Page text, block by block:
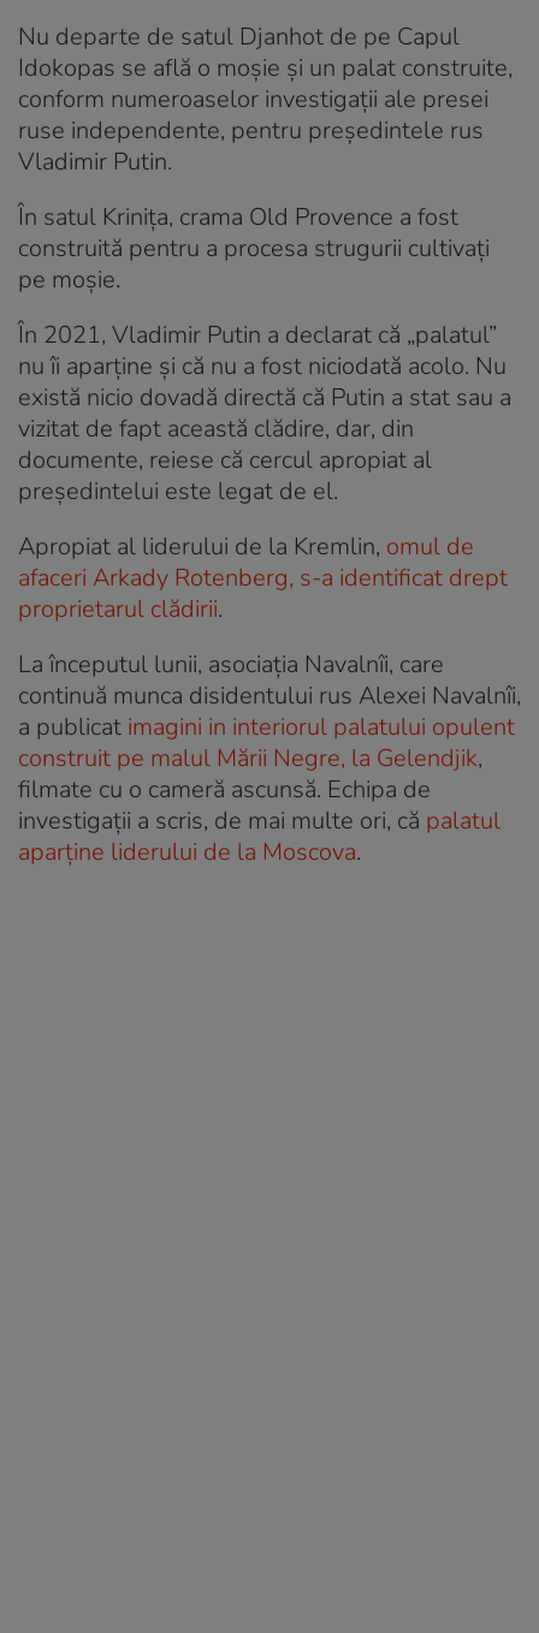
Nu departe de satul Djanhot de pe Capul
Idokopas se află o moșie și un palat construite,
conform numeroaselor investigații ale presei
ruse independente, pentru președintele rus
Vladimir Putin.
În satul Krinița, crama Old Provence a fost
construită pentru a procesa strugurii cultivați
pe moșie.
În 2021, Vladimir Putin a declarat că „palatul”
nu îi aparține și că nu a fost niciodată acolo. Nu
există nicio dovadă directă că Putin a stat sau a
vizitat de fapt această clădire, dar, din
documente, reiese că cercul apropiat al
președintelui este legat de el.
Apropiat al liderului de la Kremlin, omul de
afaceri Arkady Rotenberg, s-a identificat drept
proprietarul clădirii.
La începutul lunii, asociația Navalnîi, care
continuă munca disidentului rus Alexei Navalnîi,
a publicat imagini in interiorul palatului opulent
construit pe malul Mării Negre, la Gelendjik,
filmate cu o cameră ascunsă. Echipa de
investigații a scris, de mai multe ori, că palatul
aparține liderului de la Moscova.